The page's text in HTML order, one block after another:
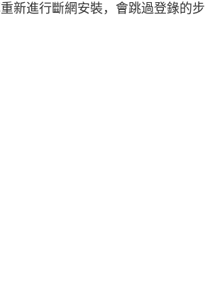
新進行斷網安裝，會跳過登錄的步